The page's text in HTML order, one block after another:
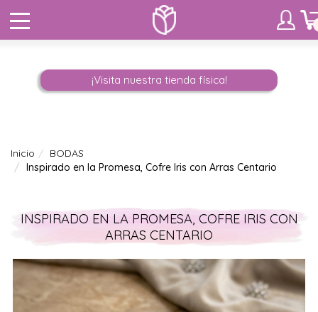
¡Visita nuestra tienda física!
Inicio
BODAS
Inspirado en la Promesa, Cofre Iris con Arras Centario
INSPIRADO EN LA PROMESA, COFRE IRIS CON
ARRAS CENTARIO